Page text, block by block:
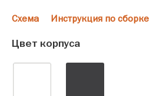
Схема Инструкция по сборке
Цвет корпуса